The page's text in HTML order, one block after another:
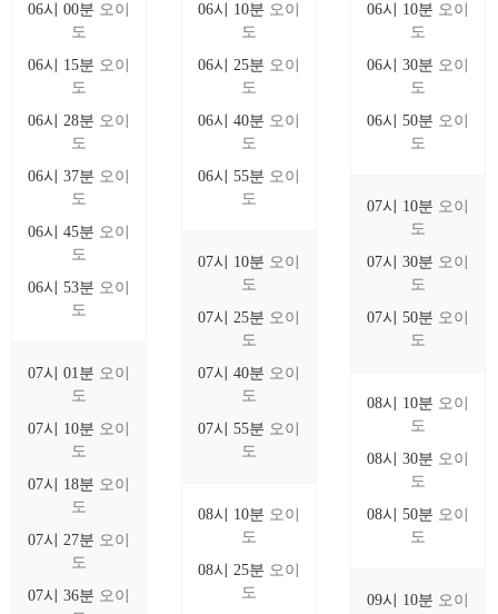
06시 00분 오이
도
06시 15분 오이
도
06시 28분 오이
도
06시 37분 오이
도
06시 45분 오이
도
06시 53분 오이
도
07시 01분 오이
도
07시 10분 오이
도
07시 18분 오이
도
07시 27분 오이
도
07시 36분 오이
06시 10분 오이
도
06시 25분 오이
도
06시 40분 오이
도
06시 55분 오이
도
07시 10분 오이
도
07시 25분 오이
도
07시 40분 오이
도
07시 55분 오이
도
08시 10분 오이
도
08시 25분 오이
도
06시 10분 오이
도
06시 30분 오이
도
06시 50분 오이
도
07시 10분 오이
도
07시 30분 오이
도
07시 50분 오이
도
08시 10분 오이
도
08시 30분 오이
도
08시 50분 오이
도
09시 10분 오이